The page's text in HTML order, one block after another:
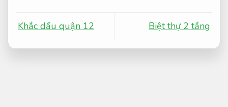
Khắc dấu quận 12 Biệt thự 2 tầng